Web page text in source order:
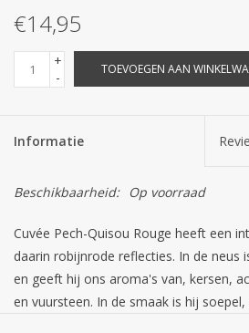
€14,95
+
-
TOEVOEGEN AAN
Informatie
Beschikbaarheid: Op voorraad
Cuvée Pech-Quisou Rouge heeft een
daarin robijnrode reflecties. In de neus
en geeft hij ons aroma's van, kersen,
en vuursteen. In de smaak is hij